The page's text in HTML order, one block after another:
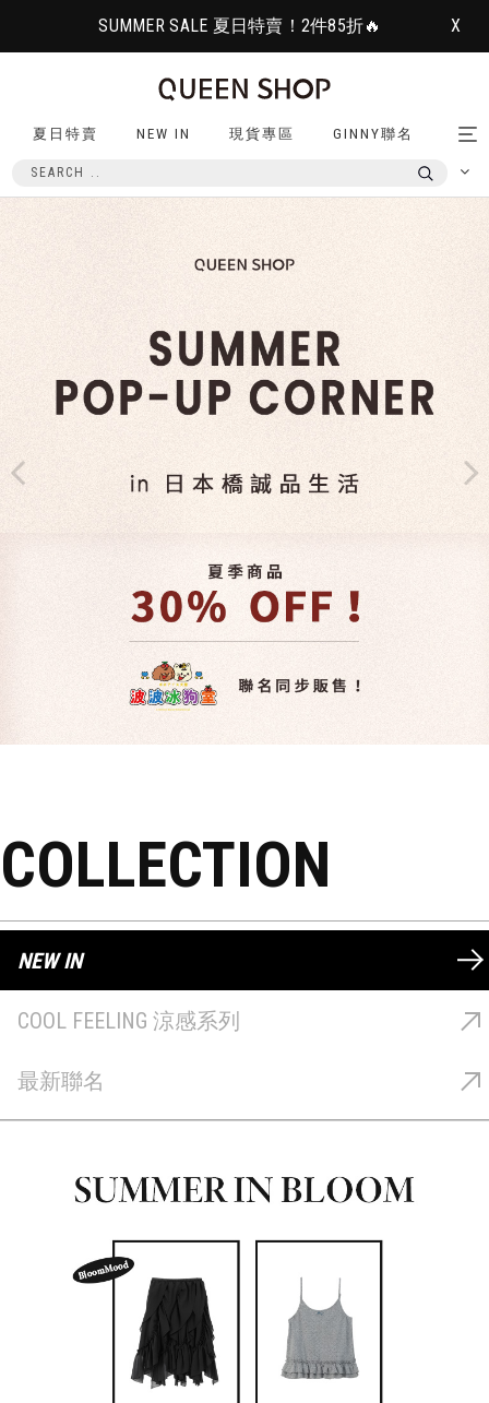
SUMMER SALE 夏日特賣！2件85折🔥 X
夏日特賣 NEW IN 現貨專區 GINNY聯名
COLLECTION
NEW IN
COOL FEELING 涼感系列
最新聯名